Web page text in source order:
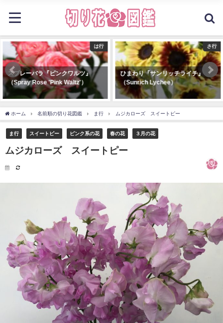
さ行
ひまわり『サンリッチライチ』
（Sunrich Lychee）
は行
スプレーバラ『ブライダルメイプ
ルローズ』（Spray Rose 'Bridal
Maple Rose'）
ホーム 名前順の切り花図鑑 ま行 ムジカローズ スイートピー
ま行 スイートピー ピンク系の花 春の花 ３月の花
ムジカローズ スイートピー